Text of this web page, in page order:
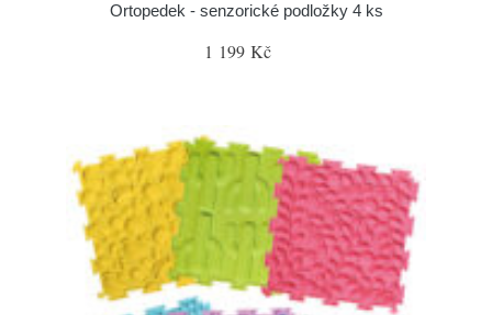
Ortopedek - senzorické podložky 4 ks
1 199 Kč